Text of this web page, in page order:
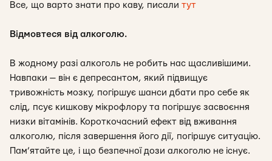
Все, що варто знати про каву, писали тут
Відмовтеся від алкоголю.
В жодному разі алкоголь не робить нас щасливішими.
Навпаки — він є депресантом, який підвищує
тривожність мозку, погіршує шанси дбати про себе як
слід, псує кишкову мікрофлору та погіршує засвоєння
низки вітамінів. Короткочасний ефект від вживання
алкоголю, після завершення його дії, погіршує ситуацію.
Пам’ятайте це, і що безпечної дози алкоголю не існує.